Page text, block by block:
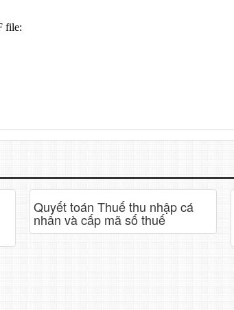
Quyết toán Thuế thu nhập cá
nhân và cấp mã số thuế